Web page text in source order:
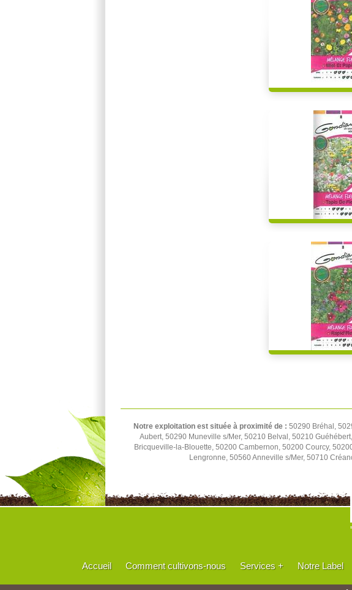
Notre exploitation est située à proximité de : 50290 Bréhal,
Aubert, 50290 Muneville s/Mer, 50210 Belval, 50210
Bricqueville-la-Blouette, 50200 Cambernon, 50200 Courcy,
Lengronne, 50560 Anneville s/Mer, 50710
Accueil Comment cultivons-nous Services + Notre Label